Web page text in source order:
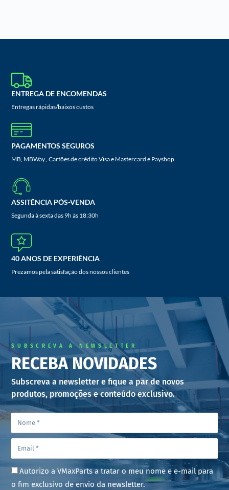
ENTREGA DE ENCOMENDAS
Entregas rápidas/baixos custos
PAGAMENTOS SEGUROS
MB, MBWay , Cartões de crédito Visa e Mastercard e Payshop
ASSITÊNCIA PÓS-VENDA
Segunda à sexta das 9h às 18:30h
40 ANOS DE EXPERIÊNCIA
Prezamos pela satisfação dos nossos clientes
SUBSCREVA A NEWSLETTER
RECEBA NOVIDADES
Subscreva a newsletter e fique a par de novos
produtos, promoções e conteúdo exclusivo.
Autorizo a VMaxParts a tratar o meu nome e e-mail para
o fim exclusivo de envio da newsletter.